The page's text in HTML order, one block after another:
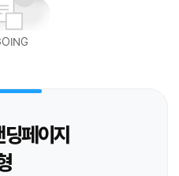
페이지